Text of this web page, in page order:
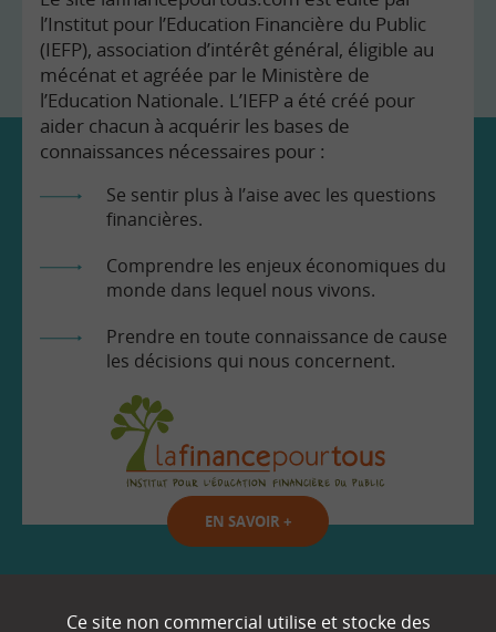
l’Institut pour l’Education Financière du Public
(IEFP), association d’intérêt général, éligible au
mécénat et agréée par le Ministère de
l’Education Nationale. L’IEFP a été créé pour
aider chacun à acquérir les bases de
connaissances nécessaires pour :
Se sentir plus à l’aise avec les questions
financières.
Comprendre les enjeux économiques du
monde dans lequel nous vivons.
Prendre en toute connaissance de cause
les décisions qui nous concernent.
EN SAVOIR +
Ce site non commercial utilise et stocke des